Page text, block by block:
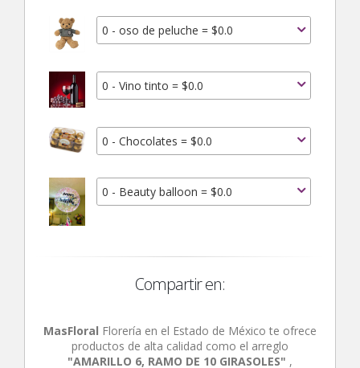
0 - oso de peluche = $0.0
0 - Vino tinto = $0.0
0 - Chocolates = $0.0
0 - Beauty balloon = $0.0
Compartir en:
MasFloral Florería en el Estado de México te ofrece
productos de alta calidad como el arreglo
"AMARILLO 6, RAMO DE 10 GIRASOLES" ,